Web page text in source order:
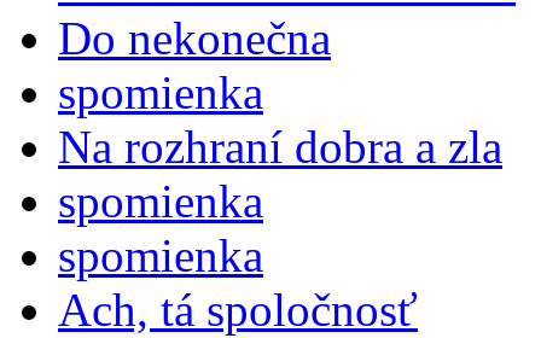
Do nekonečna
spomienka
Na rozhraní dobra a zla
spomienka
spomienka
Ach, tá spoločnosť